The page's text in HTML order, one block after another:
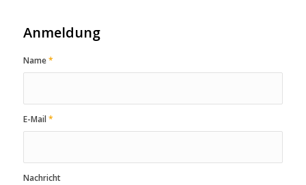
Anmeldung
Name*
E-Mail *
Nachricht